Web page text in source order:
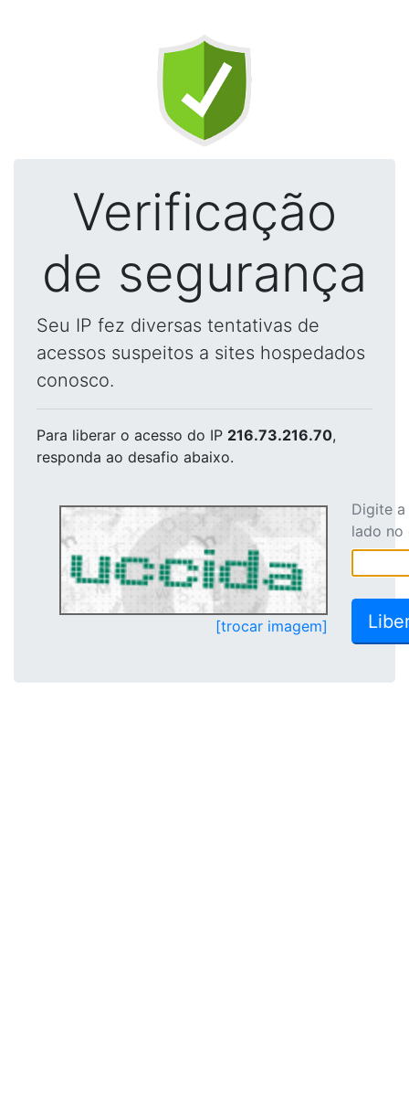
Verificação
de segurança
Seu IP fez diversas tentativas de
acessos suspeitos a sites hospedados
conosco.
Para liberar o acesso do IP 216.73.216.70,
responda ao desafio abaixo.
[trocar imagem]
Digite
lado no